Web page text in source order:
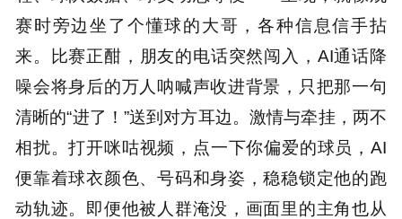
赛时旁边坐了个懂球的大哥，各种信息信手拈
来。比赛正酣，朋友的电话突然闯入，AI通话降
噪会将身后的万人呐喊声收进背景，只把那一句
清晰的“进了！”送到对方耳边。激情与牵挂，两不
相扰。打开咪咕视频，点一下你偏爱的球员，AI
便靠着球衣颜色、号码和身姿，稳稳锁定他的跑
动轨迹。即便他被人群淹没，画面里的主角也从